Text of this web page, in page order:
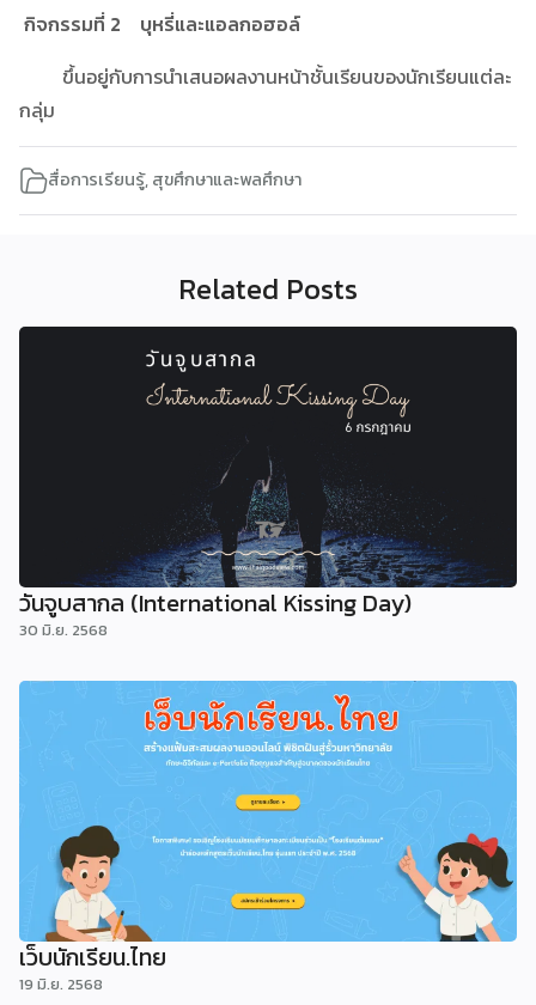
กิจกรรมที่ 2
บุหรี่และแอลกอฮอล์
ขึ้นอยู่กับการนำเสนอผลงานหน้าชั้นเรียนของนักเรียนแต่ละ
กลุ่ม
สื่อการเรียนรู้,สุขศึกษาและพลศึกษา
Related Posts
วันจูบสากล (International Kissing Day)
30 มิ.ย. 2568
เว็บนักเรียน.ไทย
19 มิ.ย. 2568